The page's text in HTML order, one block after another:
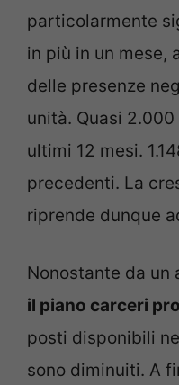
particolarmente
in più in un mese,
delle presenze
unità. Quasi
ultimi 12 mesi.
precedenti. La
riprende dunque
Nonostante da un
il piano carceri
posti disponibili
sono diminuiti. A